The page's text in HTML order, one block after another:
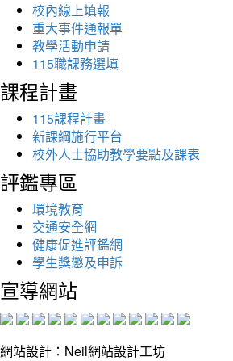
校內線上填報
重大事件通報單
教學活動申請
115職課務選填
課程計畫
115課程計畫
新課綱施行平台
校外人士協助教學要點及課表
評鑑專區
環境教育
交通安全網
健康促進評鑑網
學生獎懲及申訴
宣導網站
網站設計：Neil網站設計工坊